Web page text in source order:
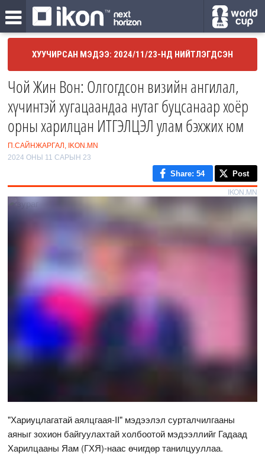
ХУУЧИРСАН МЭДЭЭ: 2024/11/23-НД НИЙТЛЭГДСЭН
Чой Жин Вон: Олгогдсон визийн ангилал,
хүчинтэй хугацаандаа нутаг буцсанаар хоёр
орны харилцан ИТГЭЛЦЭЛ улам бэхжих юм
П.САЙНЖАРГАЛ, IKON.MN
2024 ОНЫ 11 САРЫН 23
Share: 54 Post
IKON.MN
"Хариуцлагатай аялцгаая-II" мэдээлэл сурталчилгааны
аяныг зохион байгуулахтай холбоотой мэдээллийг Гадаад
Харилцааны Яам (ГХЯ)-наас өчигдөр танилцууллаа.